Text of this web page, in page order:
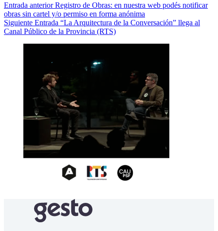
Entrada anteriorRegistro de Obras: en nuestra web podés notificar
obras sin cartel y/o permiso en forma anónima
Siguiente Entrada “La Arquitectura de la Conversación” llega al
Canal Público de la Provincia (RTS)